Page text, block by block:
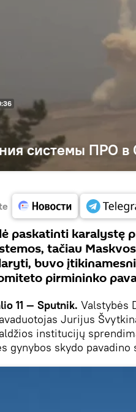
системы ПРО
paskatinti karalystę
tačiau
buvo
pirmininko
11 — Sputnik. Valstybės
Jurijus
institucijų
gynybos skydo